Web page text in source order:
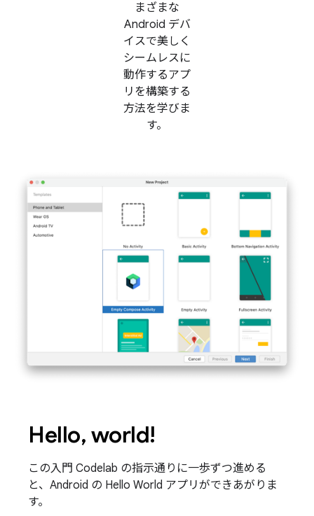
まざまな
Android デバ
イスで美しく
シームレスに
動作するアプ
リを構築する
方法を学びま
す。
Hello, world!
この入門 Codelab の指示通りに一歩ずつ進める
と、Android の Hello World アプリができあがりま
す。